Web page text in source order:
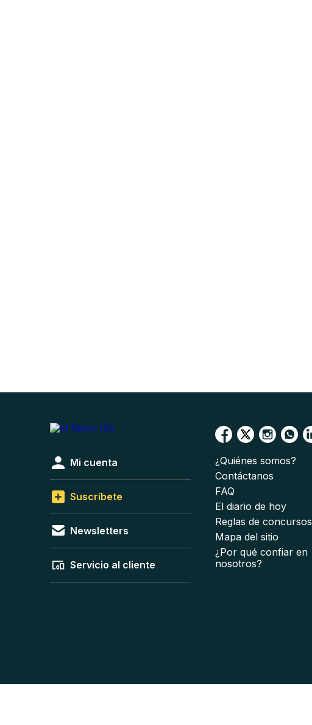
Mi cuenta
Suscríbete
Newsletters
Servicio al cliente
¿Quiénes somos?
Contáctanos
FAQ
El diario de hoy
Reglas de concursos
Mapa del sitio
¿Por qué confiar en
nosotros?